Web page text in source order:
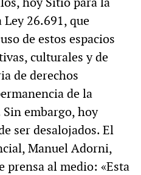
26.691, que
de estos espacios
culturales y de
de derechos
de la
embargo, hoy
ser desalojados. El
Manuel Adorni,
prensa al medio: «Esta